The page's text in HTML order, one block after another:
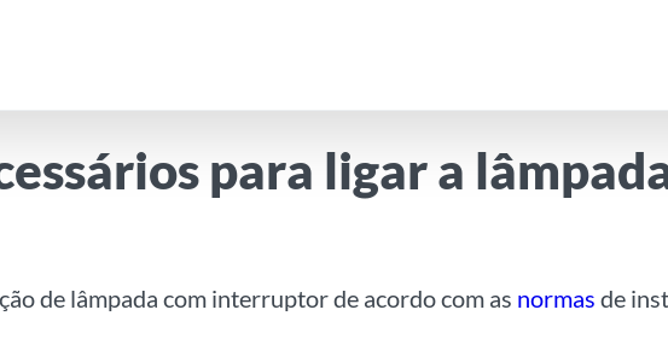
para ligar a
de lâmpada com interruptor de acordo com as normas de